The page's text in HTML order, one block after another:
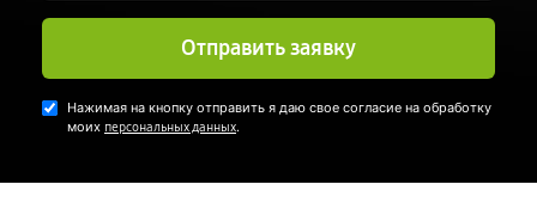
Отправить заявку
Нажимая на кнопку отправить я даю свое согласие на обработку
моих персональных данных.